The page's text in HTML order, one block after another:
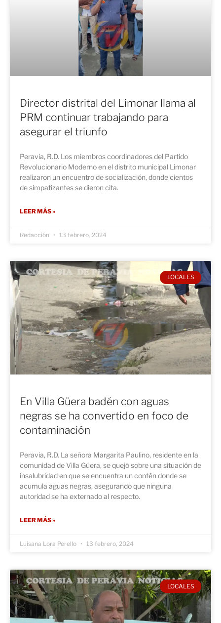
Director distrital del Limonar llama al
PRM continuar trabajando para
asegurar el triunfo
Peravia, R.D. Los miembros coordinadores del Partido
Revolucionario Moderno en el distrito municipal Limonar
realizaron un encuentro de socialización, donde cientos
de simpatizantes se dieron cita.
LEER MÁS »
Redacción 13 febrero, 2024
LOCALES
En Villa Güera badén con aguas
negras se ha convertido en foco de
contaminación
Peravia, R.D. La señora Margarita Paulino, residente en la
comunidad de Villa Güera, se quejó sobre una situación de
insalubridad en que se encuentra un contén donde se
acumula aguas negras, asegurando que ninguna
autoridad se ha externado al respecto.
LEER MÁS »
Luisana Lora Perello 13 febrero, 2024
LOCALES